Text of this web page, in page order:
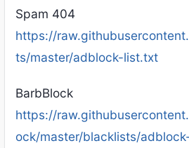
Spam 404
https://
ts/master/adblock-list.txt
BarbBlock
https://
ock/master/blacklists/